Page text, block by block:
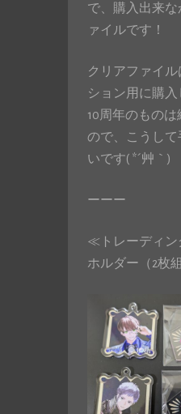
で、購入出来
ァイルです！
クリアファイ
ション用に購入
10周年のもの
ので、こうして
いです( *´艸｀)
ーーー
≪トレーディン
ホルダー（2枚